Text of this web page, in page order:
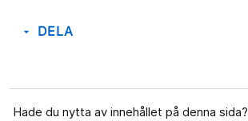
arrow_drop_down DELA
Hade du nytta av innehållet på denna sida?